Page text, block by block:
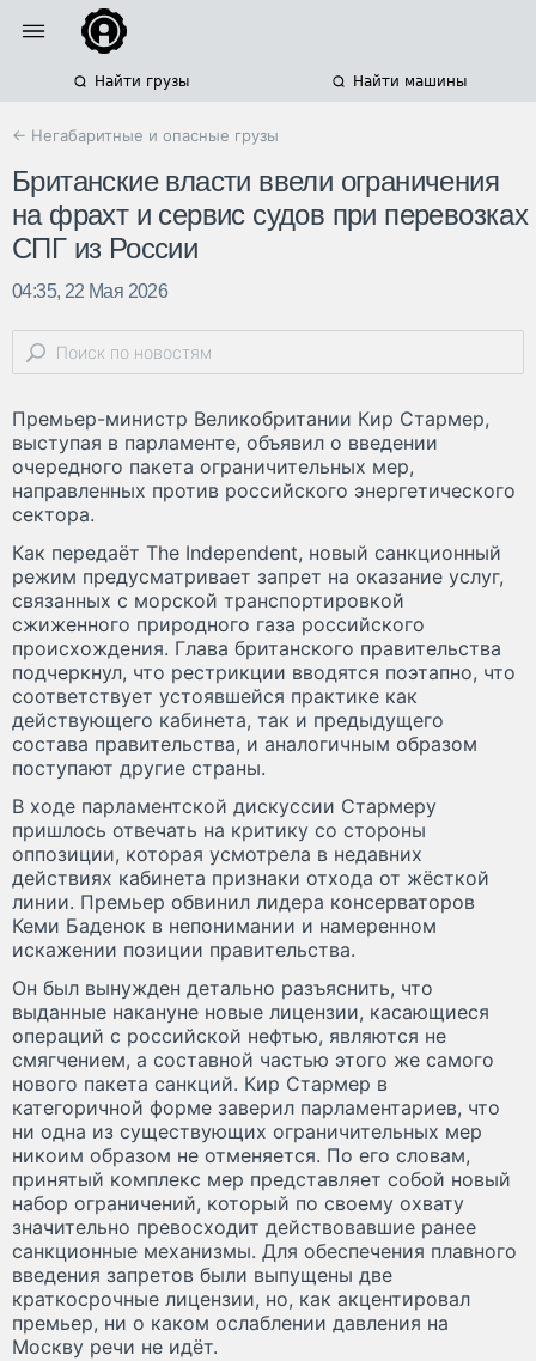
Найти грузы Найти машины
← Негабаритные и опасные грузы
Британские власти ввели ограничения
на фрахт и сервис судов при перевозках
СПГ из России
04:35, 22 Мая 2026
Премьер-министр Великобритании Кир Стармер,
выступая в парламенте, объявил о введении
очередного пакета ограничительных мер,
направленных против российского энергетического
сектора.
Как передаёт The Independent, новый санкционный
режим предусматривает запрет на оказание услуг,
связанных с морской транспортировкой
сжиженного природного газа российского
происхождения. Глава британского правительства
подчеркнул, что рестрикции вводятся поэтапно, что
соответствует устоявшейся практике как
действующего кабинета, так и предыдущего
состава правительства, и аналогичным образом
поступают другие страны.
В ходе парламентской дискуссии Стармеру
пришлось отвечать на критику со стороны
оппозиции, которая усмотрела в недавних
действиях кабинета признаки отхода от жёсткой
линии. Премьер обвинил лидера консерваторов
Кеми Баденок в непонимании и намеренном
искажении позиции правительства.
Он был вынужден детально разъяснить, что
выданные накануне новые лицензии, касающиеся
операций с российской нефтью, являются не
смягчением, а составной частью этого же самого
нового пакета санкций. Кир Стармер в
категоричной форме заверил парламентариев, что
ни одна из существующих ограничительных мер
никоим образом не отменяется. По его словам,
принятый комплекс мер представляет собой новый
набор ограничений, который по своему охвату
значительно превосходит действовавшие ранее
санкционные механизмы. Для обеспечения плавного
введения запретов были выпущены две
краткосрочные лицензии, но, как акцентировал
премьер, ни о каком ослаблении давления на
Москву речи не идёт.